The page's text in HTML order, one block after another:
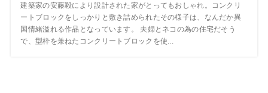
建築家の安藤毅により設計された家がとってもおしゃれ。コンクリ
ートブロックをしっかりと敷き詰められたその様子は、なんだか異
国情緒溢れる作品となっています。 夫婦とネコの為の住宅だそう
で、型枠を兼ねたコンクリートブロックを使...